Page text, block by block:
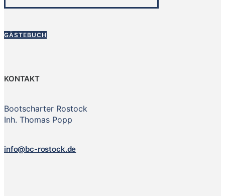
GÄSTEBUCH
KONTAKT
Bootscharter Rostock
Inh. Thomas Popp
info@bc-rostock.de